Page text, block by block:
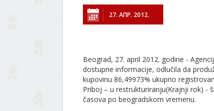
27. АПР. 2012.
Beograd, 27. april 2012. godine -
dostupne informacije, odlučila da
kupovinu 86,49973% ukupno
Priboj – u restrukturiranju(Krajnji rok) -
časova po beogradskom vremenu.